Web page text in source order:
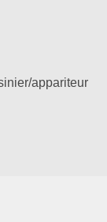
appariteur